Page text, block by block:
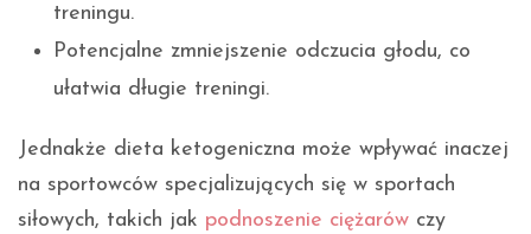
treningu.
Potencjalne zmniejszenie odczucia głodu, co
ułatwia długie treningi.
Jednakże dieta ketogeniczna może wpływać inaczej
na sportowców specjalizujących się w sportach
siłowych, takich jak podnoszenie ciężarów czy